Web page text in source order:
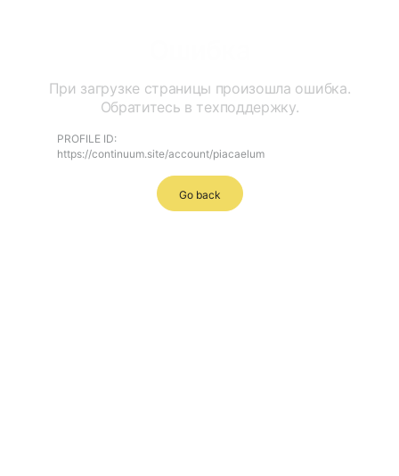
При загрузке страницы произошла ошибка.
Обратитесь в техподдержку.
PROFILE ID:
https://continuum.site/account/piacaelum
Go back